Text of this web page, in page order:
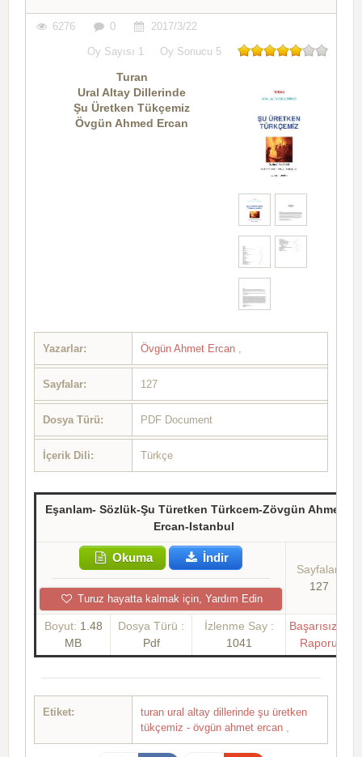
6276 0 2017/3/22
Oy Sayısı 1 Oy Sonucu 5
Turan
Ural Altay Dillerinde
Şu Üretken Tükçemiz
Övgün Ahmed Ercan
Yazarlar: Övgün Ahmet Ercan ,
Sayfalar: 127
Dosya Türü: PDF Document
İçerik Dili: Türkçe
Eşanlam- Sözlük-Şu Türetken Türkcem-Zövgün Ahmet
Ercan-Istanbul
Okuma İndir
Turuz hayatta kalmak için, Yardım Edin
Sayfalar:
127
Boyut: 1.48
MB
Dosya Türü :
Pdf
İzlenme Say :
1041
Başarısızlık
Raporu
Etiket:
turan ural altay dillerinde şu üretken
tükçemiz - övgün ahmet ercan ,